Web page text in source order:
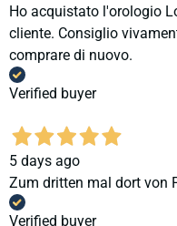
Ho acquistato l'orologio
cliente. Consiglio
comprare di nuovo.
Verified buyer
5 days ago
Zum dritten mal dort von
Verified buyer